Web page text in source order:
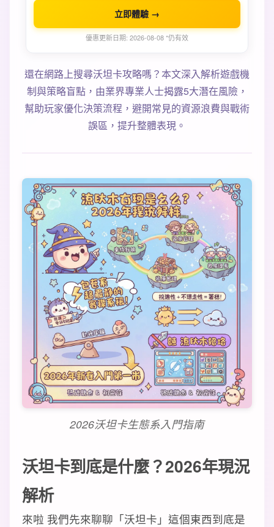
立即體驗 →
優惠更新日期: 2026-08-08 *仍有效
還在網路上搜尋沃坦卡攻略嗎？本文深入解析遊戲機
制與策略盲點，由業界專業人士揭露5大潛在風險，
幫助玩家優化決策流程，避開常見的資源浪費與戰術
誤區，提升整體表現。
2026沃坦卡生態系入門指南
沃坦卡到底是什麼？2026年現況
解析
來啦 我們先來聊聊「沃坦卡」這個東西到底是